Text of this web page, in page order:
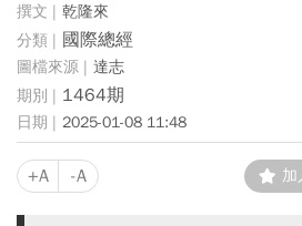
乾隆來
國際總經
達志
1464期
2025-01-08 11:48
+A -A 加